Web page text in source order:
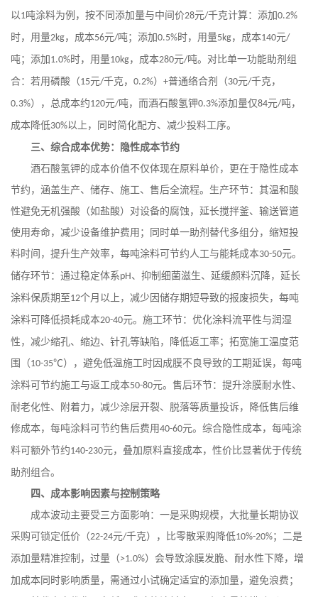
以1吨涂料为例，按不同添加量与中间价28元/千克计算：添加0.2%
时，用量2kg，成本56元/吨；添加0.5%时，用量5kg，成本140元/
吨；添加 1.0%时，用量10kg，成本280元/吨。对比单一功能助剂组
合：若用磷酸（15元/千克， 0.2%） +普通络合剂（30元/千克，
0.3%），总成本约120元/吨，而酒石酸氢钾0.3%添加量仅84元/吨，
成本降低30%以上，同时简化配方、减少投料工序。
三、综合成本优势：隐性成本节约
酒石酸氢钾的成本价值不仅体现在原料单价，更在于隐性成本
节约，涵盖生产、储存、施工、售后全流程。生产环节：其温和酸
性避免无机强酸（如盐酸）对设备的腐蚀，延长搅拌釜、输送管道
使用寿命，减少设备维护费用；同时单一助剂替代多组分，缩短投
料时间，提升生产效率，每吨涂料可节约人工与能耗成本30-50元。
储存环节：通过稳定体系pH、抑制细菌滋生、延缓颜料沉降，延长
涂料保质期至12个月以上，减少因储存期短导致的报废损失，每吨
涂料可降低损耗成本20-40元。施工环节：优化涂料流平性与润湿
性，减少缩孔、缩边、针孔等缺陷，降低返工率；拓宽施工温度范
围（10-35℃），避免低温施工时因成膜不良导致的工期延误，每吨
涂料可节约施工与返工成本50-80元。售后环节：提升涂膜耐水性、
耐老化性、附着力，减少涂层开裂、脱落等质量投诉，降低售后维
修成本，每吨涂料可节约售后费用40-60元。综合隐性成本，每吨涂
料可额外节约140-230元，叠加原料直接成本，性价比显著优于传统
助剂组合。
四、成本影响因素与控制策略
成本波动主要受三方面影响：一是采购规模，大批量长期协议
采购可锁定低价（22-24元/千克），比零散采购降低10%-20%；二是
添加量精准控制，过量（>1.0%）会导致涂膜发脆、耐水性下降，增
加成本同时影响质量，需通过小试确定适宜的添加量，避免浪费；